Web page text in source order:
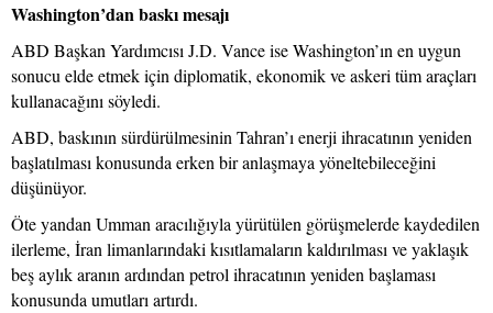
Washington’dan baskı mesajı
ABD Başkan Yardımcısı J.D. Vance ise Washington’ın en uygun
sonucu elde etmek için diplomatik, ekonomik ve askeri tüm araçları
kullanacağını söyledi.
ABD, baskının sürdürülmesinin Tahran’ı enerji ihracatının yeniden
başlatılması konusunda erken bir anlaşmaya yöneltebileceğini
düşünüyor.
Öte yandan Umman aracılığıyla yürütülen görüşmelerde kaydedilen
ilerleme, İran limanlarındaki kısıtlamaların kaldırılması ve yaklaşık
beş aylık aranın ardından petrol ihracatının yeniden başlaması
konusunda umutları artırdı.